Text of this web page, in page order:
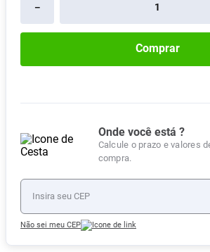
－
Comprar
Onde você está ?
Calcule o prazo e valores
compra.
Não sei meu CEP